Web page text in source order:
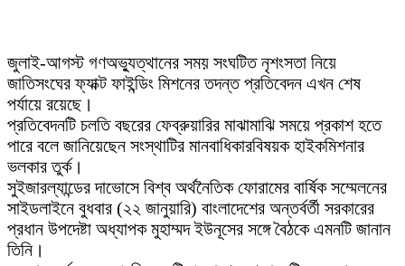
জুলাই-আগস্ট গণঅভ্যুত্থানের সময় সংঘটিত নৃশংসতা নিয়ে
জাতিসংঘের ফ্যাক্ট ফাইন্ডিং মিশনের তদন্ত প্রতিবেদন এখন শেষ
পর্যায়ে রয়েছে।
প্রতিবেদনটি চলতি বছরের ফেব্রুয়ারির মাঝামাঝি সময়ে প্রকাশ হতে
পারে বলে জানিয়েছেন সংস্থাটির মানবাধিকারবিষয়ক হাইকমিশনার
ভলকার তুর্ক।
সুইজারল্যান্ডের দাভোসে বিশ্ব অর্থনৈতিক ফোরামের বার্ষিক সম্মেলনের
সাইডলাইনে বুধবার (২২ জানুয়ারি) বাংলাদেশের অন্তর্বর্তী সরকারের
প্রধান উপদেষ্টা অধ্যাপক মুহাম্মদ ইউনূসের সঙ্গে বৈঠকে এমনটি জানান
তিনি।